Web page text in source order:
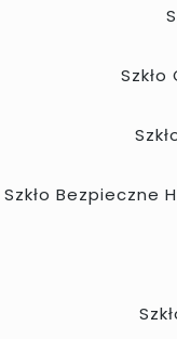
Szkło Bezpieczne